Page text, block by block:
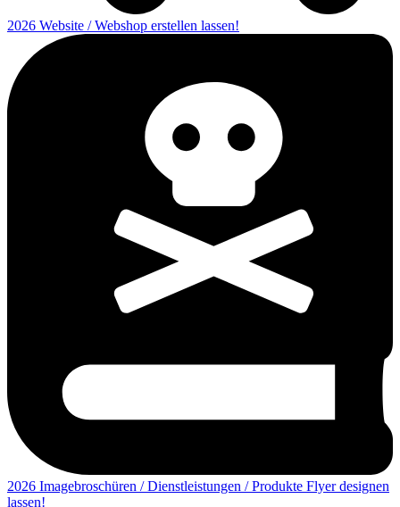
2026 Website / Webshop erstellen lassen!
2026 Imagebroschüren / Dienstleistungen / Produkte Flyer designen
lassen!